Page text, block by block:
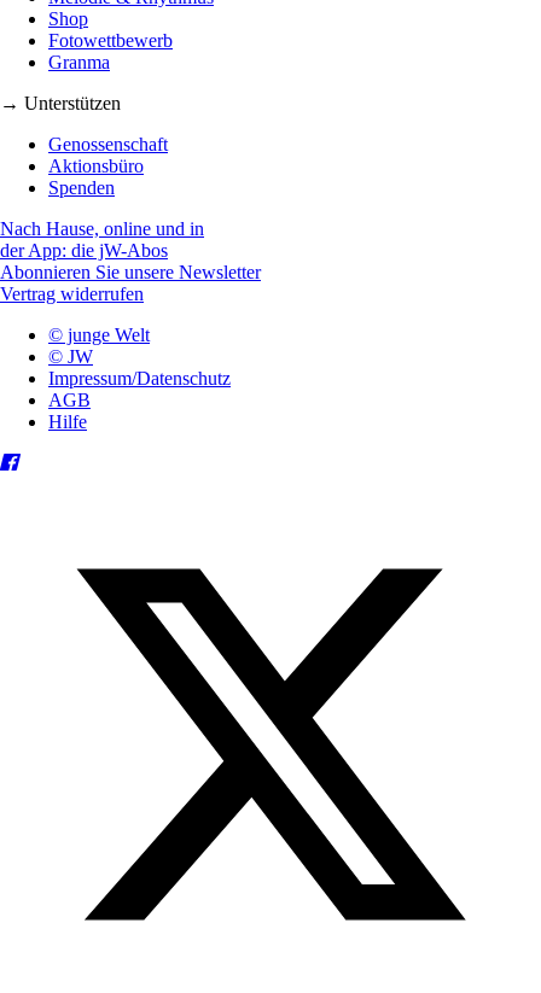
Shop
Fotowettbewerb
Granma
→ Unterstützen
Genossenschaft
Aktionsbüro
Spenden
Nach Hause, online und in
der App: die jW-Abos
Abonnieren Sie unsere Newsletter
Vertrag widerrufen
© junge Welt
© JW
Impressum/Datenschutz
AGB
Hilfe